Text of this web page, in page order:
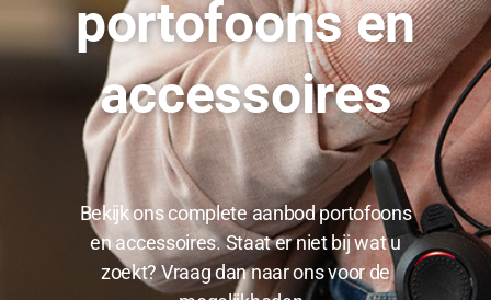
portofoons en
accessoires
Bekijk ons complete aanbod portofoons
en accessoires. Staat er niet bij wat u
zoekt? Vraag dan naar ons voor de